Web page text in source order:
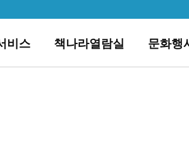
비스 책나라열람실 문화행